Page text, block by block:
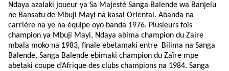
Ndaya azalaki joueur ya Sa Majesté Sanga Balende wa Banjelu
ne Bansatu de Mbuji Mayi na kasai Oriental. Abanda na
carrière na ye na équipe oyo banda 1976. Plusieurs fois
champion ya Mbuji Mayi, Ndaya abima champion du Zaire
mbala moko na 1983, finale ebetamaki entre
Bilima na Sanga
Balende, Sanga Balende ebimaki champion du Zaïre mpe
abetaki coupe d’Afrique des clubs champions na 1984. Sanga